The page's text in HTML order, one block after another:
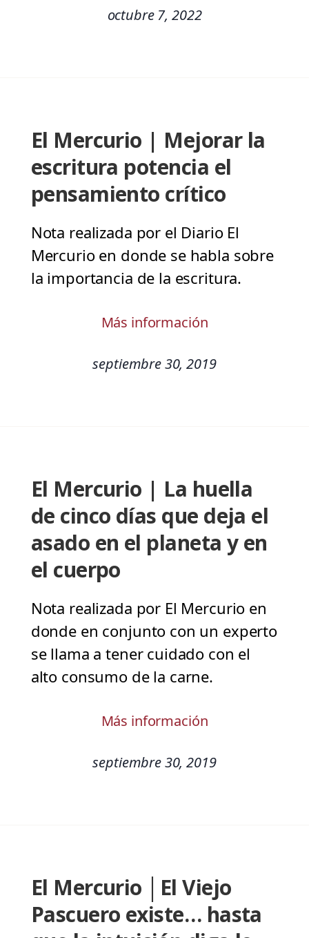
octubre 7, 2022
El Mercurio | Mejorar la
escritura potencia el
pensamiento crítico
Nota realizada por el Diario El
Mercurio en donde se habla sobre
la importancia de la escritura.
Más información
septiembre 30, 2019
El Mercurio | La huella
de cinco días que deja el
asado en el planeta y en
el cuerpo
Nota realizada por El Mercurio en
donde en conjunto con un experto
se llama a tener cuidado con el
alto consumo de la carne.
Más información
septiembre 30, 2019
El Mercurio │El Viejo
Pascuero existe… hasta